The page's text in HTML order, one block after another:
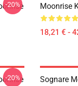
-20% Moonrise
18,21 € -
-20% Sognare